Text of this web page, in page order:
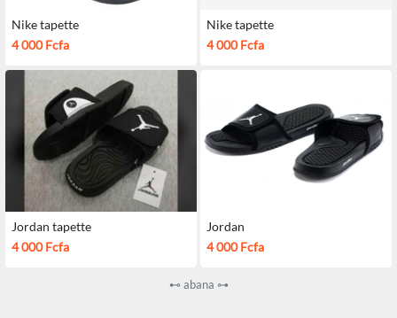
Nike tapette
4 000 Fcfa
Nike tapette
4 000 Fcfa
Jordan tapette
4 000 Fcfa
Jordan
4 000 Fcfa
⊷ abana ⊶